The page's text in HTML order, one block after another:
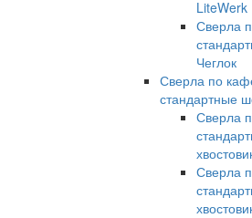
LiteWerk
Сверла
Чеглок
Сверла по
стандартные
Сверла
Сверла